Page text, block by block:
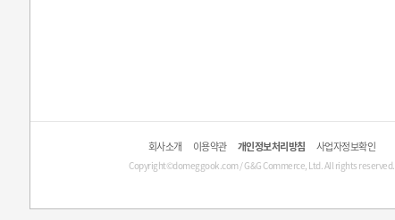
회사소개 이용약관 개인정보처리방침 사업자정보확인
Copyright©domeggook.com / G&G Commerce, Ltd. All rights reserved.